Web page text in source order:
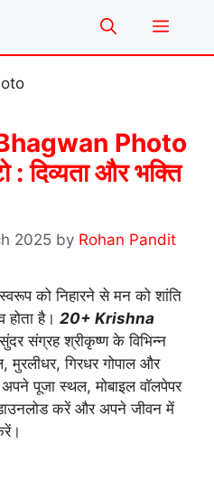
Menu
Photo
: दिव्यता और भक्ति
2025 by Rohan Pandit
को निहारने से मन को शांति
है। 20+ Krishna
संग्रह श्रीकृष्ण के विभिन्न
मुरलीधर, गिरधर गोपाल और
पूजा स्थल, मोबाइल वॉलपेपर
करें और अपने जीवन में